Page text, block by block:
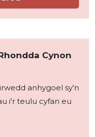
Cynon
anhygoel sy'n
i'r teulu cyfan eu